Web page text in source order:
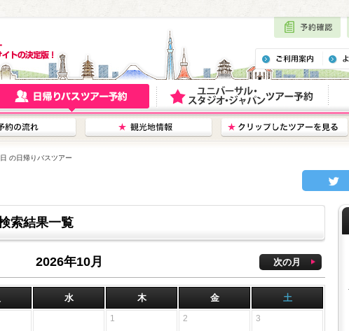
の日帰りバスツアー
索結果一覧
次の月
2026年10月
水 木 金 土
1 2 3